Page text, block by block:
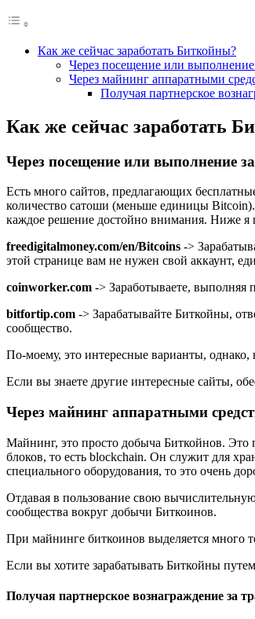
Как же сейчас заработать Биткойны?
Через посещение или выполнение
Через майнинг аппаратными
Получая партнерское
Как же сейчас заработать
Через посещение или выполнение
Есть много сайтов, предлагающих
количество сатоши (меньше единицы
каждое решение достойно внимания. Ниже я
freedigitalmoney.com/en/Bitcoins ->
этой странице вам не нужен свой аккаунт,
coinworker.com -> Заработываете, выполняя
bitfortip.com -> Зарабатывайте Биткойны,
сообщество.
По-моему, это интересные варианты, однако,
Если вы знаете другие интересные сайты,
Через майнинг аппаратными
Майнинг, это просто добыча Биткойнов.
блоков, то есть blockchain. Он служит для
специального оборудования, то это очень
Отдавая в пользование свою
сообщества вокруг добычи Биткоинов.
При майнинге биткоинов выделяется много
Если вы хотите зарабатывать Биткойны
Получая партнерское вознаграждение за